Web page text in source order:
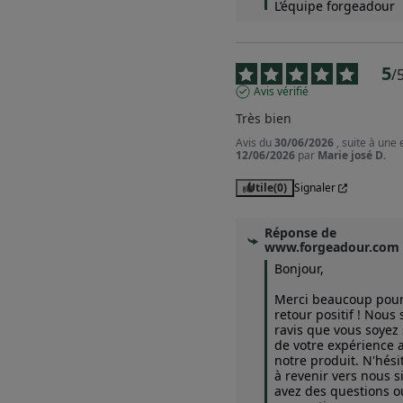
L’équipe forgeadour
5/
Avis vérifié
Très bien
Avis du30/06/2026 , suite à une
12/06/2026 par Marie josé D.
Utile(0) Signaler
Réponse de
www.forgeadour.com
Bonjour,
Merci beaucoup
retour positif ! Nous
ravis que vous
de votre expérience
notre produit.
à revenir vers nous
avez des questions